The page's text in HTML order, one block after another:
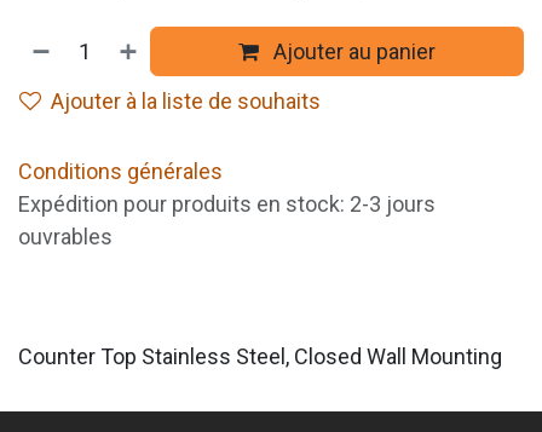
Ajouter au panier
Ajouter à la liste de souhaits
Conditions générales
Expédition pour produits en stock: 2-3 jours
ouvrables
Counter Top Stainless Steel, Closed Wall Mounting